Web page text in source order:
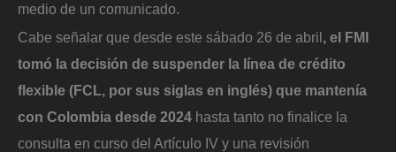
medio de un comunicado.
Cabe señalar que desde este sábado 26 de abril, el FMI
tomó la decisión de suspender la línea de crédito
flexible (FCL, por sus siglas en inglés) que mantenía
con Colombia desde 2024 hasta tanto no finalice la
consulta en curso del Artículo IV y una revisión